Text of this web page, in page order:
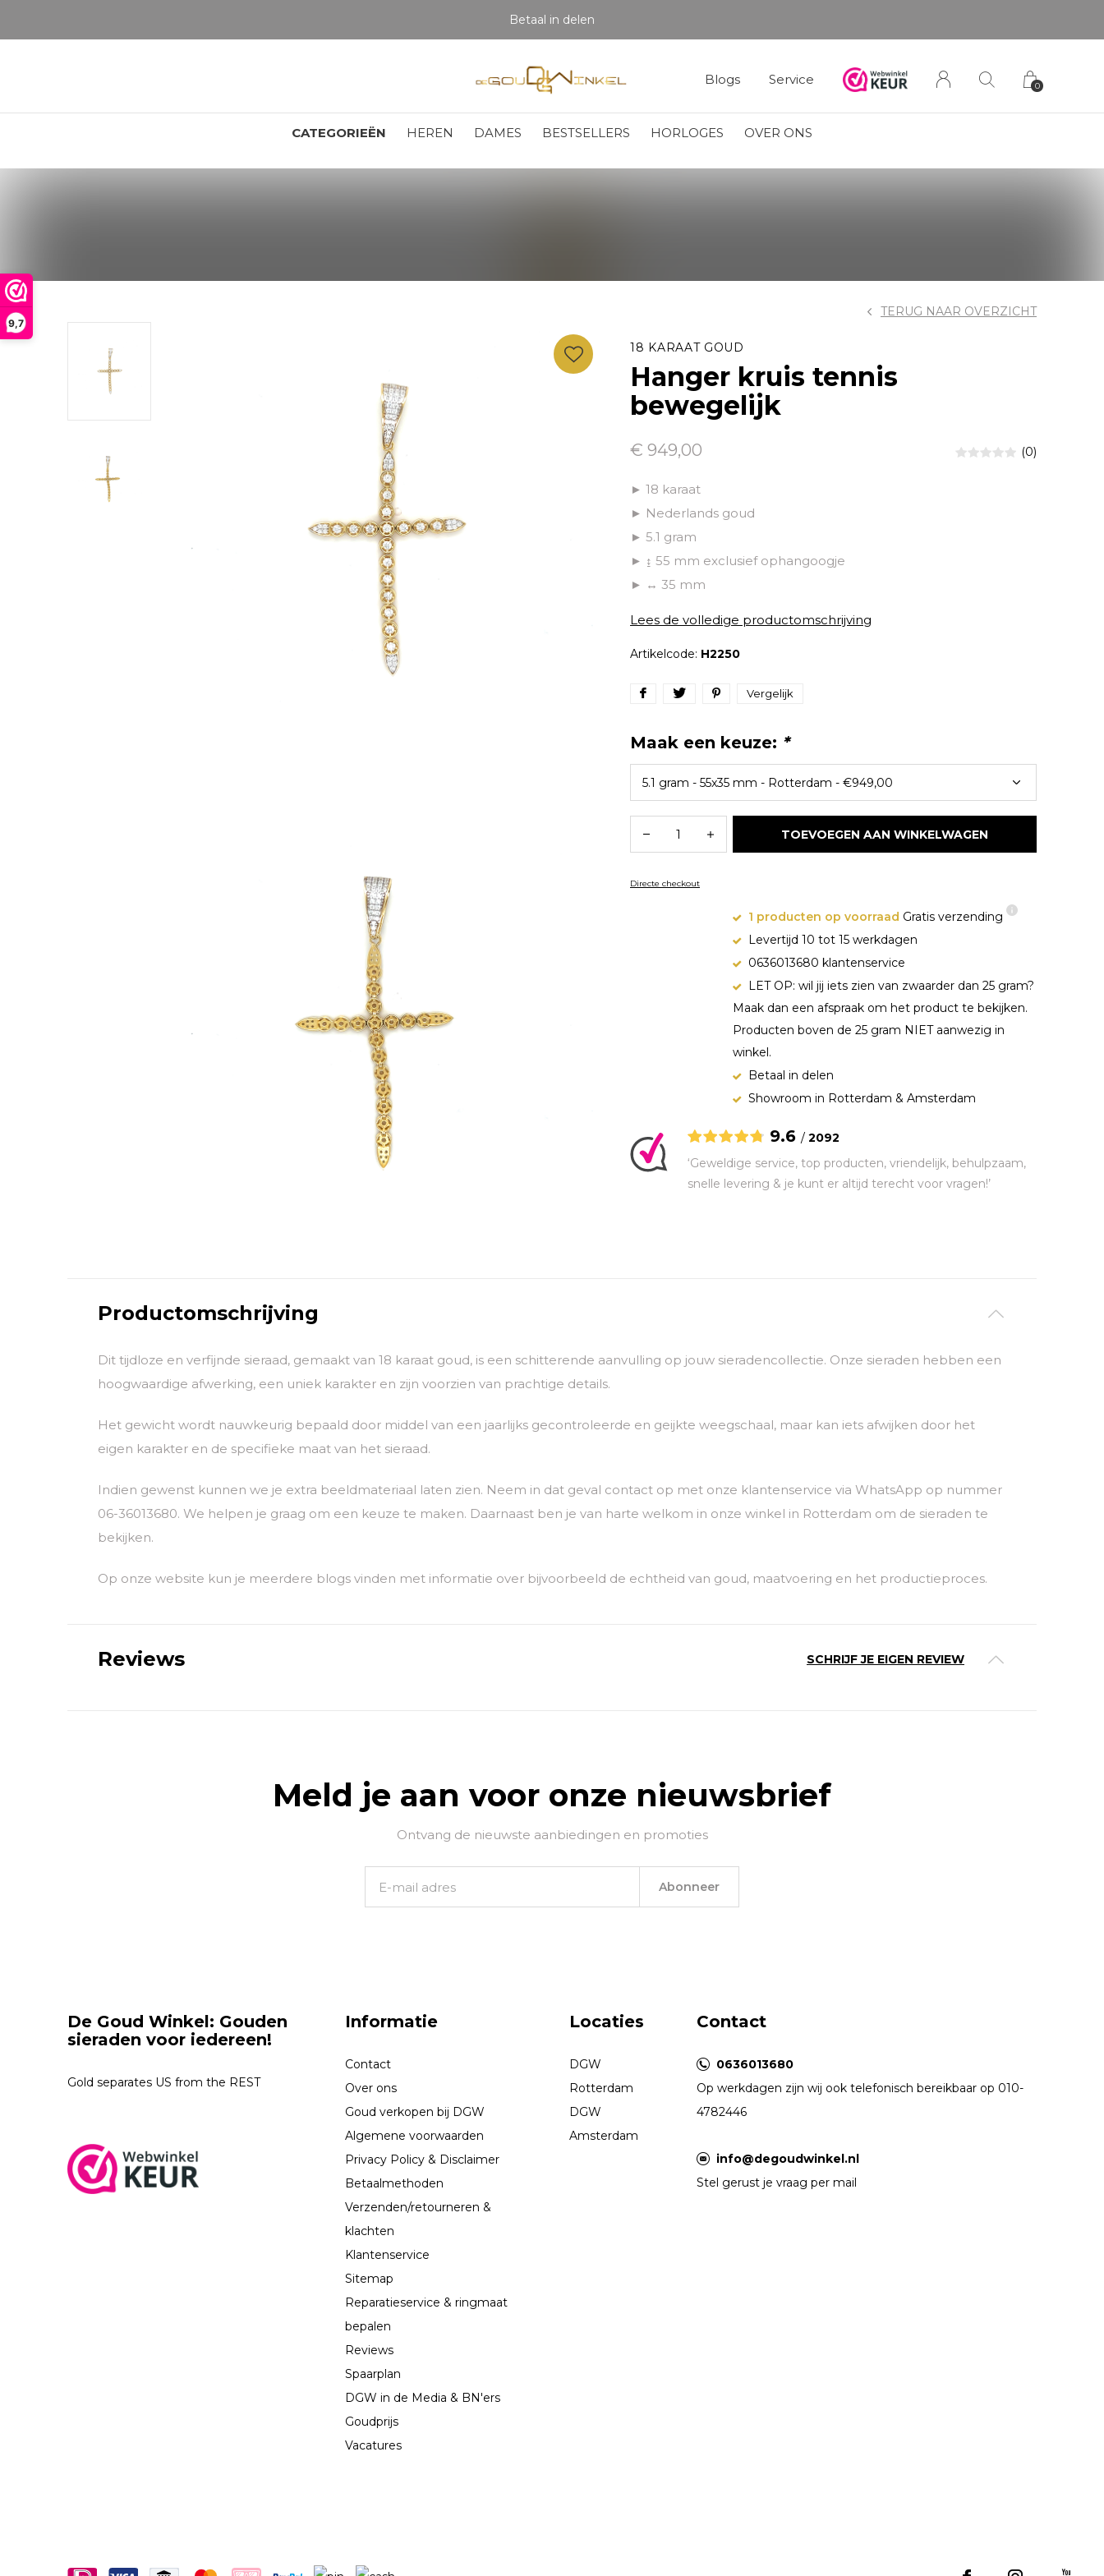
9,7
CATEGORIEËN HEREN DAMES BESTSELLERS HORLOGES OVER ONS
Blogs Service 0
Betaal in delen
18 KARAAT GOUD
Hanger kruis tennis
bewegelijk
TERUG NAAR OVERZICHT
€ 949,00 (0)
► 18 karaat
► Nederlands goud
► 5.1 gram
► ↨ 55 mm exclusief ophangoogje
► ↔ 35 mm
Lees de volledige productomschrijving
Artikelcode: H2250
Vergelijk
Maak een keuze: *
TOEVOEGEN AAN WINKELWAGEN
Directe checkout
1 producten op voorraad Gratis verzending
Levertijd 10 tot 15 werkdagen
0636013680 klantenservice
LET OP: wil jij iets zien van zwaarder dan 25 gram?
Maak dan een afspraak om het product te bekijken.
Producten boven de 25 gram NIET aanwezig in
winkel.
Betaal in delen
Showroom in Rotterdam & Amsterdam
9.6 / 2092
‘Geweldige service, top producten, vriendelijk, behulpzaam,
snelle levering & je kunt er altijd terecht voor vragen!’
Productomschrijving
Dit tijdloze en verfijnde sieraad, gemaakt van 18 karaat goud, is een schitterende aanvulling op jouw sieradencollectie. Onze sieraden hebben een
hoogwaardige afwerking, een uniek karakter en zijn voorzien van prachtige details.
Het gewicht wordt nauwkeurig bepaald door middel van een jaarlijks gecontroleerde en geijkte weegschaal, maar kan iets afwijken door het
eigen karakter en de specifieke maat van het sieraad.
Indien gewenst kunnen we je extra beeldmateriaal laten zien. Neem in dat geval contact op met onze klantenservice via WhatsApp op nummer
06-36013680. We helpen je graag om een keuze te maken. Daarnaast ben je van harte welkom in onze winkel in Rotterdam om de sieraden te
bekijken.
Op onze website kun je meerdere blogs vinden met informatie over bijvoorbeeld de echtheid van goud, maatvoering en het productieproces.
Reviews SCHRIJF JE EIGEN REVIEW
Meld je aan voor onze nieuwsbrief
Ontvang de nieuwste aanbiedingen en promoties
Abonneer
De Goud Winkel: Gouden
sieraden voor iedereen!
Gold separates US from the REST
Informatie
Contact
Over ons
Goud verkopen bij DGW
Algemene voorwaarden
Privacy Policy & Disclaimer
Betaalmethoden
Verzenden/retourneren &
klachten
Klantenservice
Sitemap
Reparatieservice & ringmaat
bepalen
Reviews
Spaarplan
DGW in de Media & BN'ers
Goudprijs
Vacatures
Locaties
DGW
Rotterdam
DGW
Amsterdam
Contact
0636013680
Op werkdagen zijn wij ook telefonisch bereikbaar op 010-
4782446
info@degoudwinkel.nl
Stel gerust je vraag per mail